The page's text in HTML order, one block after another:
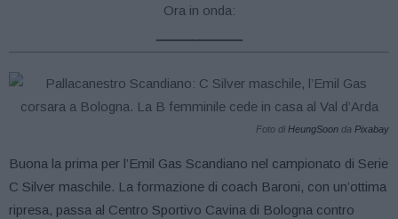
Ora in onda:
Foto diHeungSoon da Pixabay
Buona la prima per l’Emil Gas Scandiano nel campionato di Serie
C Silver maschile. La formazione di coach Baroni, con un’ottima
ripresa, passa al Centro Sportivo Cavina di Bologna contro